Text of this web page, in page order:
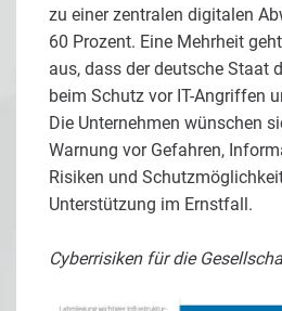
zu einer zentralen digitalen
60 Prozent. Eine Mehrheit
aus, dass der deutsche Staat
beim Schutz vor IT-Angriffen
Die Unternehmen wünschen
Warnung vor Gefahren,
Risiken und
Unterstützung im Ernstfall.
Cyberrisiken für die